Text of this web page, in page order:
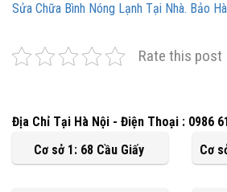
Sửa Chữa Bình Nóng Lạnh Tại Nhà. Bảo
Rate this post
Địa Chỉ Tại Hà Nội - Điện Thoại : 0986
Cơ sở 1: 68 Cầu Giấy
Cơ